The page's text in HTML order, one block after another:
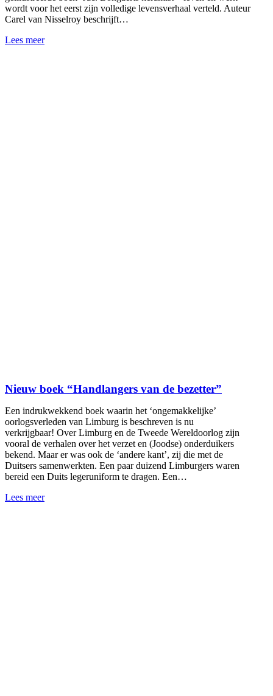
wordt voor het eerst zijn volledige levensverhaal verteld. Auteur
Carel van Nisselroy beschrijft…
Lees meer
Nieuw boek “Handlangers van de bezetter”
Een indrukwekkend boek waarin het ‘ongemakkelijke’
oorlogsverleden van Limburg is beschreven is nu
verkrijgbaar! Over Limburg en de Tweede Wereldoorlog zijn
vooral de verhalen over het verzet en (Joodse) onderduikers
bekend. Maar er was ook de ‘andere kant’, zij die met de
Duitsers samenwerkten. Een paar duizend Limburgers waren
bereid een Duits legeruniform te dragen. Een…
Lees meer